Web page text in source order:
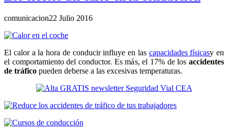
comunicacion22 Julio 2016
El calor a la hora de conducir influye en las capacidades físicasy en
el comportamiento del conductor. Es más, el 17% de los accidentes
de tráfico pueden deberse a las excesivas temperaturas.